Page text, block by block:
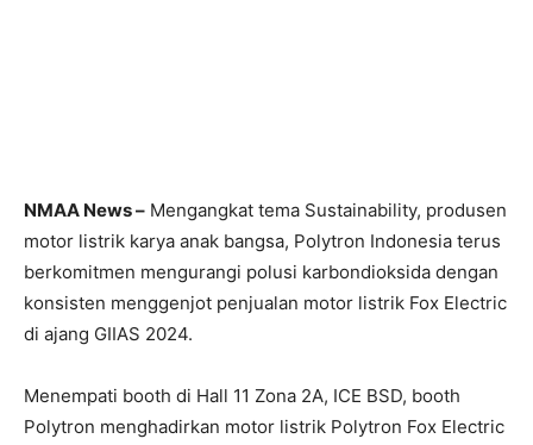
NMAA News – Mengangkat tema Sustainability, produsen
motor listrik karya anak bangsa, Polytron Indonesia terus
berkomitmen mengurangi polusi karbondioksida dengan
konsisten menggenjot penjualan motor listrik Fox Electric
di ajang GIIAS 2024.
Menempati booth di Hall 11 Zona 2A, ICE BSD, booth
Polytron menghadirkan motor listrik Polytron Fox Electric